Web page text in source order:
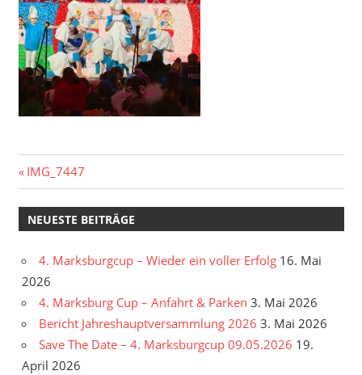
Beitragsnavigation
Vorheriger
Beitrag:
IMG_7447
NEUESTE BEITRÄGE
4. Marksburgcup – Wieder ein voller Erfolg 16. Mai
2026
4. Marksburg Cup – Anfahrt & Parken 3. Mai 2026
Bericht Jahreshauptversammlung 2026 3. Mai 2026
Save The Date – 4. Marksburgcup 09.05.2026 19.
April 2026